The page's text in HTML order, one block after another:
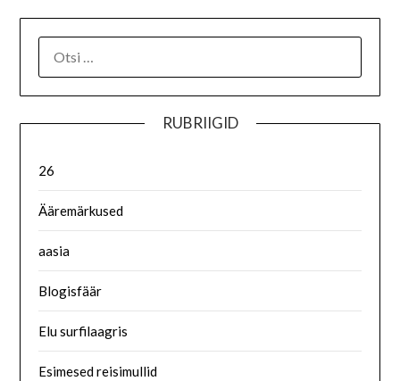
RUBRIIGID
26
Ääremärkused
aasia
Blogisfäär
Elu surfilaagris
Esimesed reisimullid